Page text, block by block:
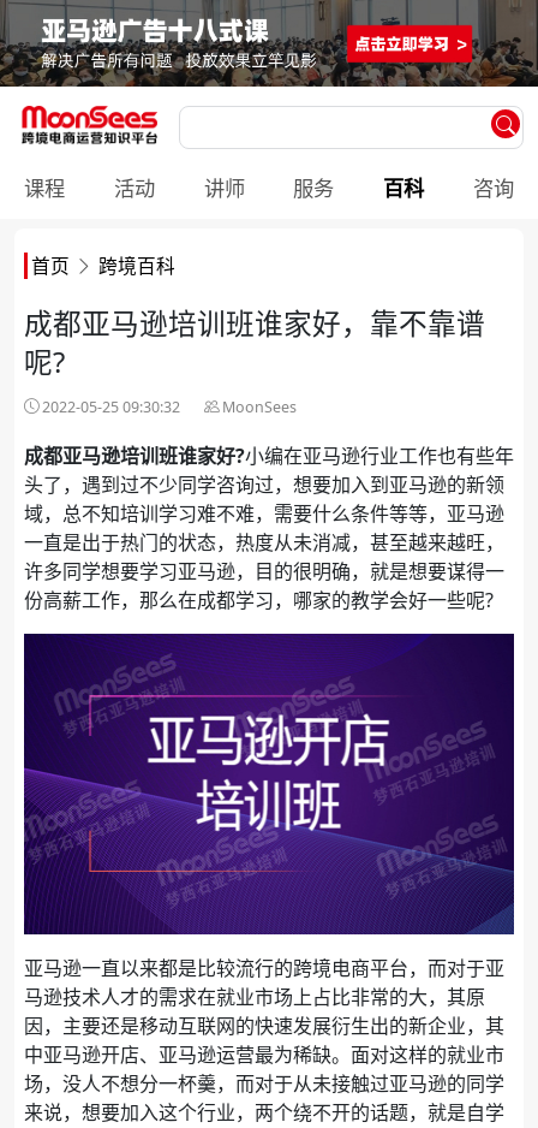
课程 活动 讲师 服务 百科 咨询
首页 跨境百科
成都亚马逊培训班谁家好，靠不靠谱
呢?
2022-05-25 09:30:32 MoonSees
成都亚马逊培训班谁家好?小编在亚马逊行业工作也有些年
头了，遇到过不少同学咨询过，想要加入到亚马逊的新领
域，总不知培训学习难不难，需要什么条件等等，亚马逊
一直是出于热门的状态，热度从未消减，甚至越来越旺，
许多同学想要学习亚马逊，目的很明确，就是想要谋得一
份高薪工作，那么在成都学习，哪家的教学会好一些呢?
亚马逊一直以来都是比较流行的跨境电商平台，而对于亚
马逊技术人才的需求在就业市场上占比非常的大，其原
因，主要还是移动互联网的快速发展衍生出的新企业，其
中亚马逊开店、亚马逊运营最为稀缺。面对这样的就业市
场，没人不想分一杯羹，而对于从未接触过亚马逊的同学
来说，想要加入这个行业，两个绕不开的话题，就是自学